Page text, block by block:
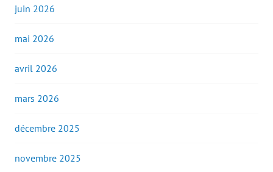
juin 2026
mai 2026
avril 2026
mars 2026
décembre 2025
novembre 2025